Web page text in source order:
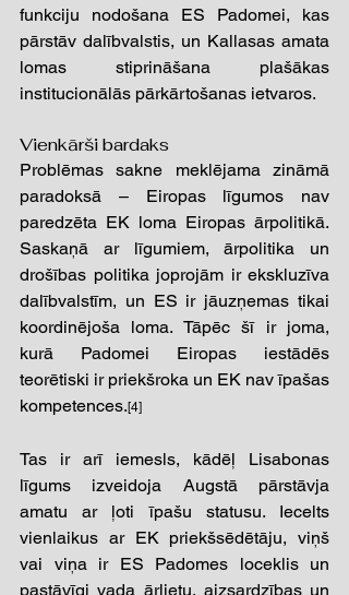
funkciju nodošana ES Padomei, kas
pārstāv dalībvalstis, un Kallasas amata
lomas stiprināšana plašākas
institucionālās pārkārtošanas ietvaros.
Vienkārši bardaks
Problēmas sakne meklējama zināmā
paradoksā – Eiropas līgumos nav
paredzēta EK loma Eiropas ārpolitikā.
Saskaņā ar līgumiem, ārpolitika un
drošības politika joprojām ir ekskluzīva
dalībvalstīm, un ES ir jāuzņemas tikai
koordinējoša loma. Tāpēc šī ir joma,
kurā Padomei Eiropas iestādēs
teorētiski ir priekšroka un EK nav īpašas
kompetences.[4]
Tas ir arī iemesls, kādēļ Lisabonas
līgums izveidoja Augstā pārstāvja
amatu ar ļoti īpašu statusu. Iecelts
vienlaikus ar EK priekšsēdētāju, viņš
vai viņa ir ES Padomes loceklis un
pastāvīgi vada ārlietu, aizsardzības un